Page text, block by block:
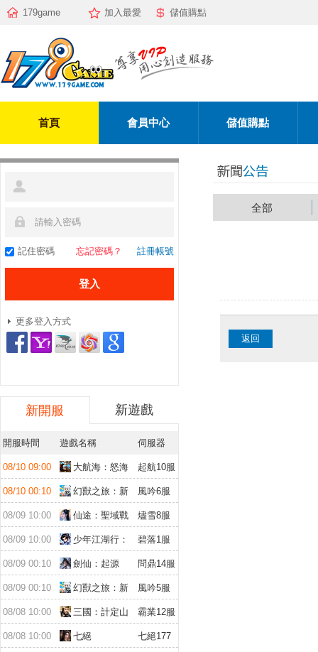
179game 加入最愛 儲值購點
首頁 會員中心 儲值購點
記住密碼 忘記密碼？ 註冊帳號
更多登入方式
新開服 新遊戲
開服時間 遊戲名稱 伺服器
08/10 09:00
大航海：怒海
遠征
起航10服
08/10 00:10
幻獸之旅：新
紀元
風吟6服
08/09 10:00
仙途：聖域戰
場
燼雪8服
08/09 10:00
少年江湖行：
福利版
碧落1服
08/09 00:10 劍仙：起源 問鼎14服
08/09 00:10
幻獸之旅：新
紀元
風吟5服
08/08 10:00
三國：計定山
河
霸業12服
08/08 10:00 七絕
七絕177
全部
返回